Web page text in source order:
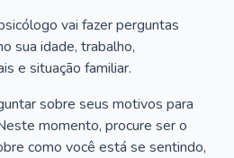
vai fazer perguntas
sua idade, trabalho,
e situação familiar.
sobre seus motivos para
momento, procure ser o
como você está se sentindo,